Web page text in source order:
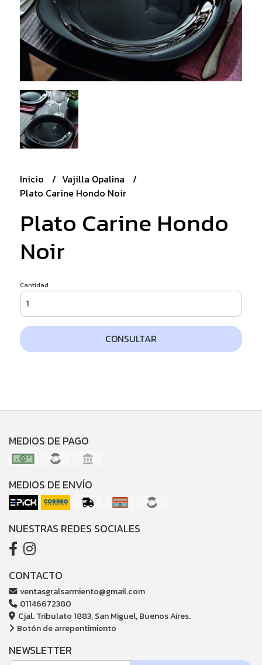
Inicio
Vajilla Opalina
Plato Carine Hondo Noir
Plato Carine Hondo
Noir
Cantidad
CONSULTAR
MEDIOS DE PAGO
MEDIOS DE ENVÍO
NUESTRAS REDES SOCIALES
CONTACTO
ventasgralsarmiento@gmail.com
01146672380
Cjal. Tribulato 1883, San Miguel, Buenos Aires.
Botón de arrepentimiento
NEWSLETTER